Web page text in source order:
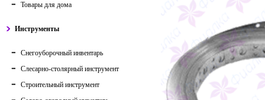
Товары для дома
Инструменты
Снегоуборочный инвентарь
Слесарно-столярный инструмент
Строительный инструмент